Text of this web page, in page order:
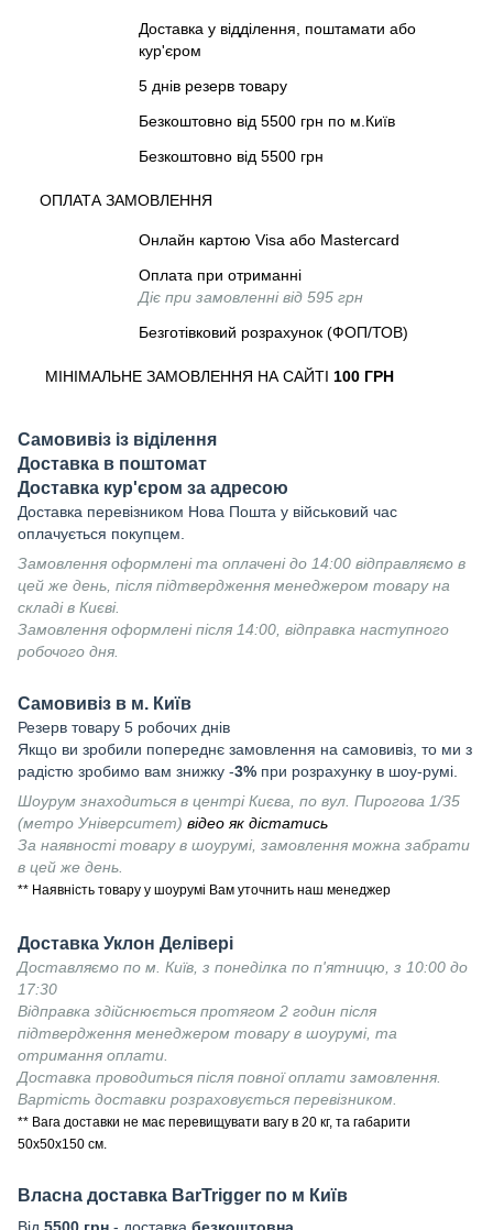
Доставка у відділення, поштамати або
кур'єром
5 днів резерв товару
Безкоштовно від 5500 грн по м.Київ
Безкоштовно від 5500 грн
ОПЛАТА ЗАМОВЛЕННЯ
Онлайн картою Visa або Mastercard
Оплата при отриманні
Діє при замовленні від 595 грн
Безготівковий розрахунок (ФОП/ТОВ)
МІНІМАЛЬНЕ ЗАМОВЛЕННЯ НА САЙТІ 100 ГРН
Самовивіз із віділення
Доставка в поштомат
Доставка кур'єром за адресою
Доставка перевізником Нова Пошта у військовий час
оплачується покупцем.
Замовлення оформлені та оплачені до 14:00 відправляємо в
цей же день, після підтвердження менеджером товару на
складі в Києві.
Замовлення оформлені після 14:00, відправка наступного
робочого дня.
Самовивіз в м. Київ
Резерв товару 5 робочих днів
Якщо ви зробили попереднє замовлення на самовивіз, то ми з
радістю зробимо вам знижку -3% при розрахунку в шоу-румі.
Шоурум знаходиться в центрі Києва, по вул. Пирогова 1/35
(метро Університет) відео як дістатись
За наявності товару в шоурумі, замовлення можна забрати
в цей же день.
** Наявність товару у шоурумі Вам уточнить наш менеджер
Доставка Уклон Делівері
Доставляємо по м. Київ, з понеділка по п'ятницю, з 10:00 до
17:30
Відправка здійснюється протягом 2 годин після
підтвердження менеджером товару в шоурумі, та
отримання оплати.
Доставка проводиться після повної оплати замовлення.
Вартість доставки розраховується перевізником.
** Вага доставки не має перевищувати вагу в 20 кг, та габарити
50х50х150 см.
Власна доставка BarTrigger по м Київ